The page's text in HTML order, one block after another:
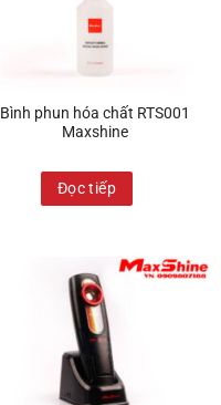
Bình phun hóa chất RTS001
Maxshine
Đọc tiếp